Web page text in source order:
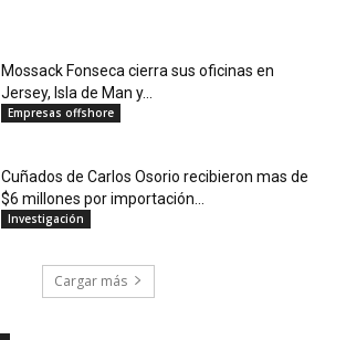
Mossack Fonseca cierra sus oficinas en
Jersey, Isla de Man y...
Empresas offshore
Cuñados de Carlos Osorio recibieron mas de
$6 millones por importación...
Investigación
Cargar más